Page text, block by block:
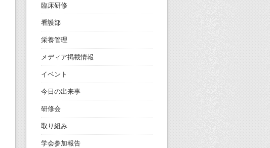
臨床研修
看護部
栄養管理
メディア掲載情報
イベント
今日の出来事
研修会
取り組み
学会参加報告